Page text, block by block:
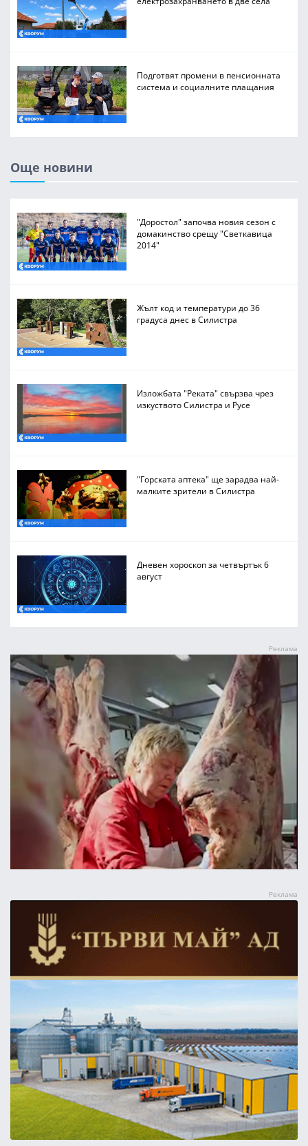
Подготвят промени в пенсионната
система и социалните плащания
Още новини
"Доростол" започва новия сезон с
домакинство срещу "Светкавица
2014"
Жълт код и температури до 36
градуса днес в Силистра
Изложбата "Реката" свързва чрез
изкуството Силистра и Русе
"Горската аптека" ще зарадва най-
малките зрители в Силистра
Дневен хороскоп за четвъртък 6
август